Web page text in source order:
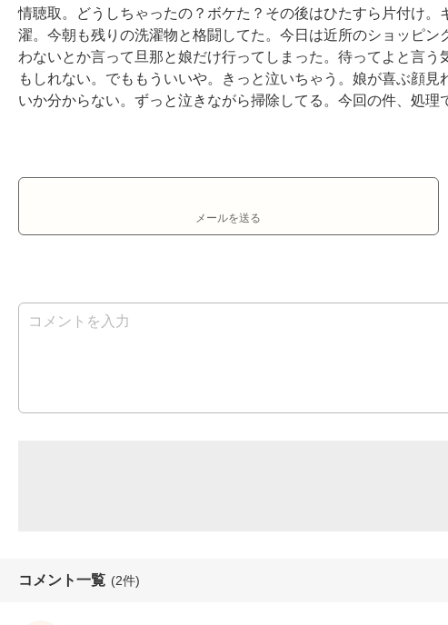
情聴取。どうしちゃったの？ボケた？その後はひたすら片付け
濯。今朝も残りの洗濯物と格闘してた。今日は近所のショッピ
わないとか言って旦那と娘だけ行ってしまった。待ってよと言
もしれない。でももういいや。きっと泣いちゃう。娘が喜ぶ顔
いか分からない。ずっと泣きながら掃除してる。今回の件、処理
メールを送る
コメント一覧 (2件)